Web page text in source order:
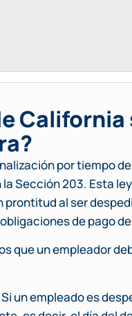
por tiempo
Sección 203. Esta
al ser
de pago
que un empleador
un empleado es